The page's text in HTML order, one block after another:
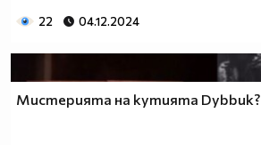
22 04.12.2024
Мистерията на кутията Dybbuk?